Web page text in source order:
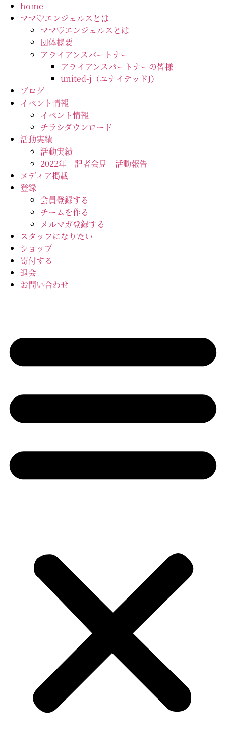
home
ママ♡エンジェルスとは
ママ♡エンジェルスとは
団体概要
アライアンスパートナー
アライアンスパートナーの皆様
united-j（ユナイテッドJ）
ブログ
イベント情報
イベント情報
チラシダウンロード
活動実績
活動実績
2022年 記者会見 活動報告
メディア掲載
登録
会員登録する
チームを作る
メルマガ登録する
スタッフになりたい
ショップ
寄付する
退会
お問い合わせ